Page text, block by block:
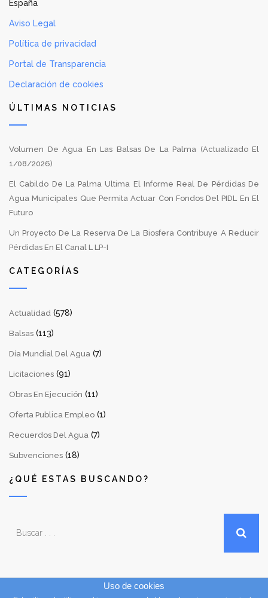
España
Aviso Legal
Política de privacidad
Portal de Transparencia
Declaración de cookies
ÚLTIMAS NOTICIAS
Volumen De Agua En Las Balsas De La Palma (Actualizado El
1/08/2026)
El Cabildo De La Palma Ultima El Informe Real De Pérdidas De
Agua Municipales Que Permita Actuar Con Fondos Del PIDL En El
Futuro
Un Proyecto De La Reserva De La Biosfera Contribuye A Reducir
Pérdidas En El Canal L LP-I
CATEGORÍAS
Actualidad (578)
Balsas (113)
Día Mundial Del Agua (7)
Licitaciones (91)
Obras En Ejecución (11)
Oferta Publica Empleo (1)
Recuerdos Del Agua (7)
Subvenciones (18)
¿QUÉ ESTAS BUSCANDO?
Uso de cookies